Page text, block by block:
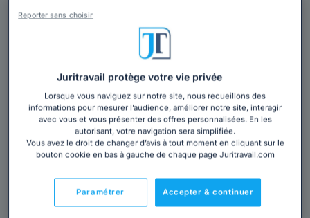
Cabinet SELARL JOLY - GUIRIATO -
TRARIEUX
Avocat au barreau de Bergerac-Sarlat
Dordogne,Bergerac, 24100
Contacter ce cabinet
Les questionsfréquemment posées
Juritravail protège votre vie privée
Lorsque vous naviguez sur notre site, nous recueillons des
informations pour mesurer l’audience, améliorer notre site, interagir
avec vous et vous présenter des offres personnalisées. En les
autorisant, votre navigation sera simplifiée.
Vous avez le droit de changer d’avis à tout moment en cliquant sur le
bouton cookie en bas à gauche de chaque page Juritravail.com
Accepter & continuer
Paramétrer
Reporter sans choisir